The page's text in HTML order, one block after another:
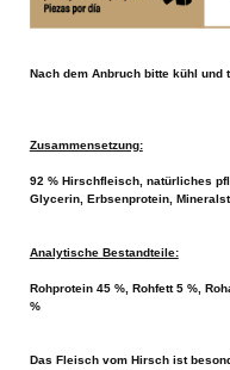
Nach dem Anbruch bitte kühl und
Zusammensetzung:
92 % Hirschfleisch, natürliches
Glycerin, Erbsenprotein,
Analytische Bestandteile:
Rohprotein 45 %, Rohfett 5 %,
%
Das Fleisch vom Hirsch ist